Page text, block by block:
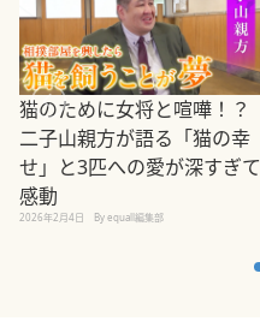
猫のために女将と喧嘩！？
二子山親方が語る「猫の幸
せ」と3匹への愛が深すぎて
感動
2026年2月4日 By equall編集部